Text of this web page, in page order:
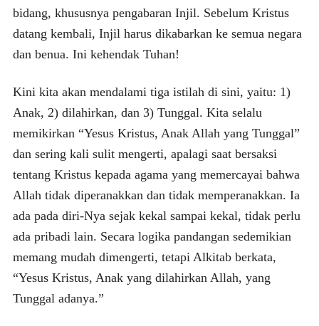
bidang, khususnya pengabaran Injil. Sebelum Kristus
datang kembali, Injil harus dikabarkan ke semua negara
dan benua. Ini kehendak Tuhan!
Kini kita akan mendalami tiga istilah di sini, yaitu: 1)
Anak, 2) dilahirkan, dan 3) Tunggal. Kita selalu
memikirkan “Yesus Kristus, Anak Allah yang Tunggal”
dan sering kali sulit mengerti, apalagi saat bersaksi
tentang Kristus kepada agama yang memercayai bahwa
Allah tidak diperanakkan dan tidak memperanakkan. Ia
ada pada diri-Nya sejak kekal sampai kekal, tidak perlu
ada pribadi lain. Secara logika pandangan sedemikian
memang mudah dimengerti, tetapi Alkitab berkata,
“Yesus Kristus, Anak yang dilahirkan Allah, yang
Tunggal adanya.”